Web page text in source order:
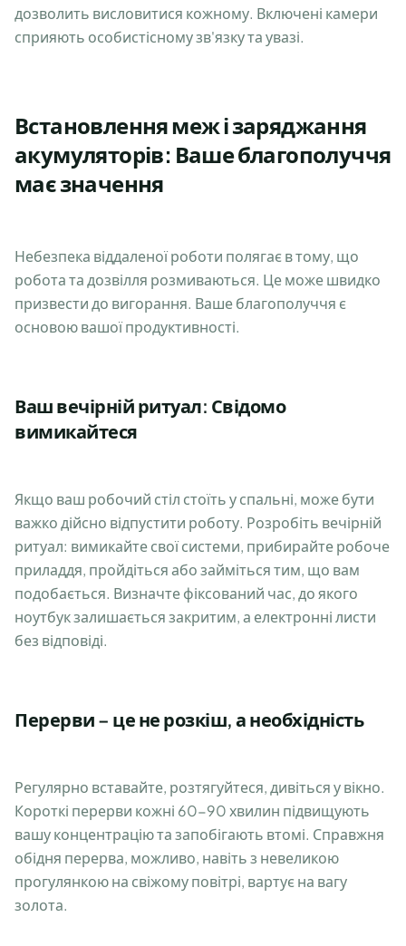
дозволить висловитися кожному. Включені камери
сприяють особистісному зв'язку та увазі.
Встановлення меж і заряджання
акумуляторів: Ваше благополуччя
має значення
Небезпека віддаленої роботи полягає в тому, що
робота та дозвілля розмиваються. Це може швидко
призвести до вигорання. Ваше благополуччя є
основою вашої продуктивності.
Ваш вечірній ритуал: Свідомо
вимикайтеся
Якщо ваш робочий стіл стоїть у спальні, може бути
важко дійсно відпустити роботу. Розробіть вечірній
ритуал: вимикайте свої системи, прибирайте робоче
приладдя, пройдіться або займіться тим, що вам
подобається. Визначте фіксований час, до якого
ноутбук залишається закритим, а електронні листи
без відповіді.
Перерви – це не розкіш, а необхідність
Регулярно вставайте, розтягуйтеся, дивіться у вікно.
Короткі перерви кожні 60-90 хвилин підвищують
вашу концентрацію та запобігають втомі. Справжня
обідня перерва, можливо, навіть з невеликою
прогулянкою на свіжому повітрі, вартує на вагу
золота.